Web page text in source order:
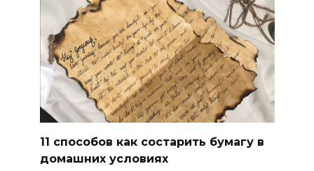
11 способов как состарить бумагу в
домашних условиях